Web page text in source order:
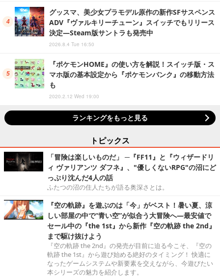
グッスマ、美少女プラモデル原作の新作SFサスペンス
ADV『ヴァルキリーチューン』スイッチでもリリース
決定―Steam版サントラも発売中
2026.8.4 Tue 16:50
『ポケモンHOME』の使い方を解説！スイッチ版・ス
マホ版の基本設定から『ポケモンバンク』の移動方法
も
2020.2.12 Wed 19:00
ランキングをもっと見る
トピックス
「冒険は楽しいものだ」 ─『FF11』と『ウィザードリ
ィ ヴァリアンツ ダフネ』、"優しくないRPG"の沼にど
っぷり沈んだ4人の話
ふたつの沼の住人たちが語る奥深さとは。
『空の軌跡』を遊ぶのは「今」がベスト！暑い夏、涼
しい部屋の中で“青い空”が似合う大冒険へ―最安値で
セール中の『the 1st』から新作『空の軌跡 the 2nd』
まで駆け抜けよう
『空の軌跡 the 2nd』の発売が目前に迫る今こそ、『空の
軌跡 the 1st』から遊び始める絶好のタイミング！ 快適に
なったゲームシステムや新要素を交えながら、今遊びたい
本シリーズの魅力を紹介します。